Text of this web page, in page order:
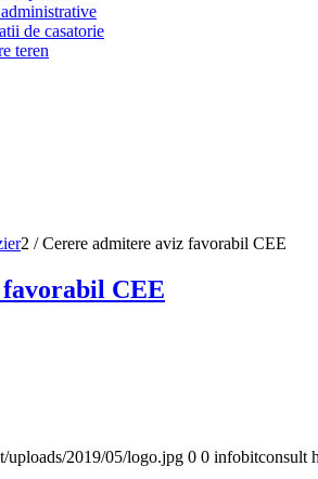
de casatorie
teren
2 / Cerere admitere aviz favorabil CEE
CEE
uploads/2019/05/logo.jpg 0 0 infobitconsult